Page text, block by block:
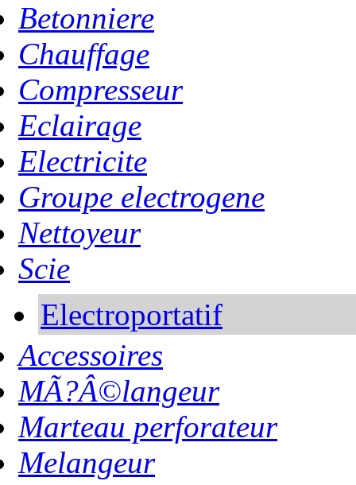
Betonniere
Chauffage
Compresseur
Eclairage
Electricite
Groupe electrogene
Nettoyeur
Scie
Electroportatif
Accessoires
MÃ?Â©langeur
Marteau perforateur
Melangeur